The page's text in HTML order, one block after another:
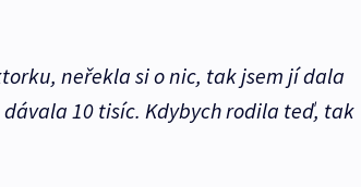
neřekla si o nic, tak jsem jí dala
10 tisíc. Kdybych rodila teď, tak